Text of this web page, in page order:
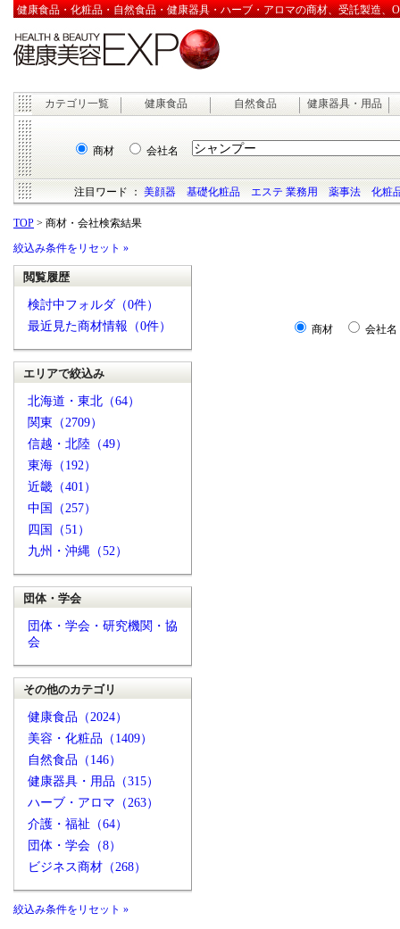
健康食品・化粧品・自然食品・健康器具・ハーブ・アロマの商材、受託製造、
カテゴリ一覧 健康食品 自然食品 健康器具・用品
商材 会社名
注目ワード ：美顔器 基礎化粧品 エステ 業務用 薬事法 化粧
TOP > 商材・会社検索結果
絞込み条件をリセット »
閲覧履歴
検討中フォルダ（0件）
最近見た商材情報（0件）
エリアで絞込み
北海道・東北（64）
関東（2709）
信越・北陸（49）
東海（192）
近畿（401）
中国（257）
四国（51）
九州・沖縄（52）
団体・学会
団体・学会・研究機関・協
会
その他のカテゴリ
健康食品（2024）
美容・化粧品（1409）
自然食品（146）
健康器具・用品（315）
ハーブ・アロマ（263）
介護・福祉（64）
団体・学会（8）
ビジネス商材（268）
絞込み条件をリセット »
商材 会社名